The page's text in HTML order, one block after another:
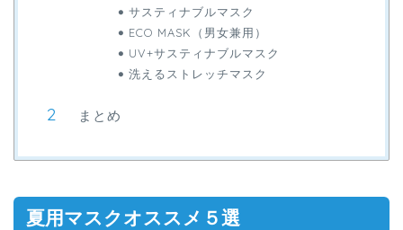
サスティナブルマスク
ECO MASK（男女兼用）
UV+サスティナブルマスク
洗えるストレッチマスク
まとめ
夏用マスクオススメ５選